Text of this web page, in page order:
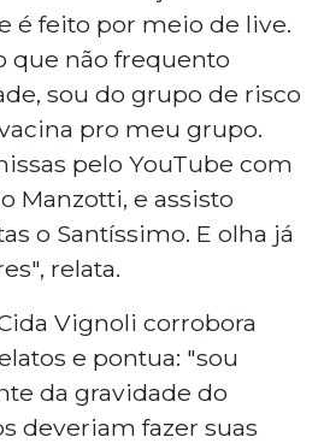
é feito por meio de live.
que não frequento
sou do grupo de risco
pro meu grupo.
pelo YouTube com
Manzotti, e assisto
o Santíssimo. E olha já
relata.
Vignoli corrobora
e pontua: "sou
da gravidade do
deveriam fazer suas